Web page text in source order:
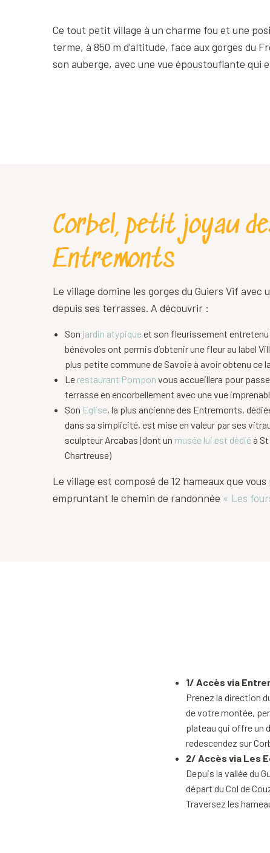
Ce tout petit village à un charme fou et une
terme, à 850 m d’altitude, face aux gorges du
son auberge, avec une vue époustouflante qui
Corbel, petit joyau
Entremonts
Le village domine les gorges du Guiers Vif avec
depuis ses terrasses. A découvrir :
Son jardin atypiqueet son fleurissement
bénévoles ont permis d’obtenir une fleur au label
plus petite commune de Savoie à avoir obtenu ce
Le restaurant Pompon vous accueillera pour
terrasse en encorbellement avec une vue
Son Eglise, la plus ancienne des Entremonts,
dans sa simplicité, est mise en valeur par ses
sculpteur Arcabas (dont un musée lui est dédié à
Chartreuse)
Le village est composé de 12 hameaux que
empruntant le chemin de randonnée « Les
1/ Accès via
Prenez la direction
de votre montée,
plateau qui offre un
redescendez sur
2/ Accès via Les
Depuis la vallée du
départ du Col de
Traversez les